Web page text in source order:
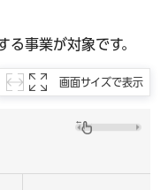
事業が対象です。
画面サイズで表示